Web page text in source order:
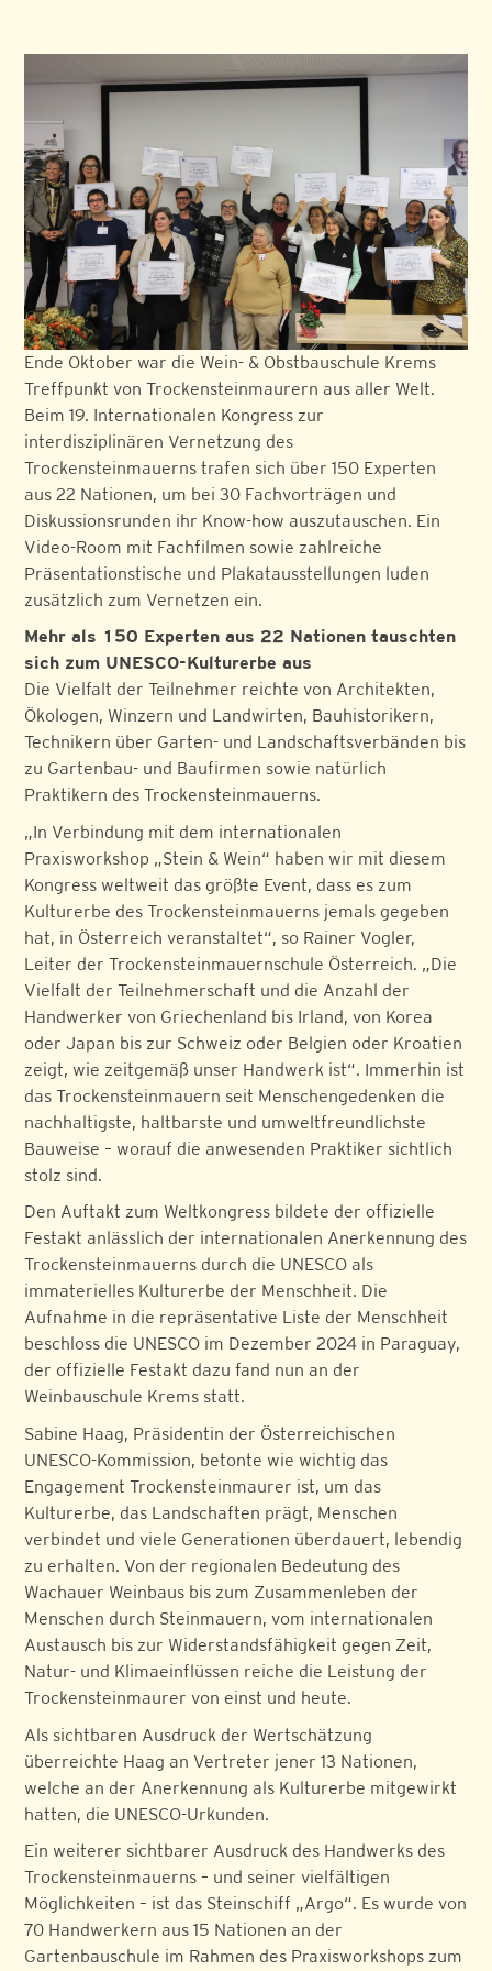
Ende Oktober war die Wein- & Obstbauschule Krems
Treffpunkt von Trockensteinmaurern aus aller Welt.
Beim 19. Internationalen Kongress zur
interdisziplinären Vernetzung des
Trockensteinmauerns trafen sich über 150 Experten
aus 22 Nationen, um bei 30 Fachvorträgen und
Diskussionsrunden ihr Know-how auszutauschen. Ein
Video-Room mit Fachfilmen sowie zahlreiche
Präsentationstische und Plakatausstellungen luden
zusätzlich zum Vernetzen ein.
Mehr als 150 Experten aus 22 Nationen tauschten
sich zum UNESCO-Kulturerbe aus
Die Vielfalt der Teilnehmer reichte von Architekten,
Ökologen, Winzern und Landwirten, Bauhistorikern,
Technikern über Garten- und Landschaftsverbänden bis
zu Gartenbau- und Baufirmen sowie natürlich
Praktikern des Trockensteinmauerns.
„In Verbindung mit dem internationalen
Praxisworkshop „Stein & Wein“ haben wir mit diesem
Kongress weltweit das größte Event, dass es zum
Kulturerbe des Trockensteinmauerns jemals gegeben
hat, in Österreich veranstaltet“, so Rainer Vogler,
Leiter der Trockensteinmauernschule Österreich. „Die
Vielfalt der Teilnehmerschaft und die Anzahl der
Handwerker von Griechenland bis Irland, von Korea
oder Japan bis zur Schweiz oder Belgien oder Kroatien
zeigt, wie zeitgemäß unser Handwerk ist“. Immerhin ist
das Trockensteinmauern seit Menschengedenken die
nachhaltigste, haltbarste und umweltfreundlichste
Bauweise – worauf die anwesenden Praktiker sichtlich
stolz sind.
Den Auftakt zum Weltkongress bildete der offizielle
Festakt anlässlich der internationalen Anerkennung des
Trockensteinmauerns durch die UNESCO als
immaterielles Kulturerbe der Menschheit. Die
Aufnahme in die repräsentative Liste der Menschheit
beschloss die UNESCO im Dezember 2024 in Paraguay,
der offizielle Festakt dazu fand nun an der
Weinbauschule Krems statt.
Sabine Haag, Präsidentin der Österreichischen
UNESCO-Kommission, betonte wie wichtig das
Engagement Trockensteinmaurer ist, um das
Kulturerbe, das Landschaften prägt, Menschen
verbindet und viele Generationen überdauert, lebendig
zu erhalten. Von der regionalen Bedeutung des
Wachauer Weinbaus bis zum Zusammenleben der
Menschen durch Steinmauern, vom internationalen
Austausch bis zur Widerstandsfähigkeit gegen Zeit,
Natur- und Klimaeinflüssen reiche die Leistung der
Trockensteinmaurer von einst und heute.
Als sichtbaren Ausdruck der Wertschätzung
überreichte Haag an Vertreter jener 13 Nationen,
welche an der Anerkennung als Kulturerbe mitgewirkt
hatten, die UNESCO-Urkunden.
Ein weiterer sichtbarer Ausdruck des Handwerks des
Trockensteinmauerns – und seiner vielfältigen
Möglichkeiten – ist das Steinschiff „Argo“. Es wurde von
70 Handwerkern aus 15 Nationen an der
Gartenbauschule im Rahmen des Praxisworkshops zum